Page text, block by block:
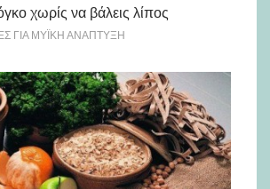
χωρίς να βάλεις λίπος
ΓΙΑ ΜΥΪΚΉ ΑΝΆΠΤΥΞΗ